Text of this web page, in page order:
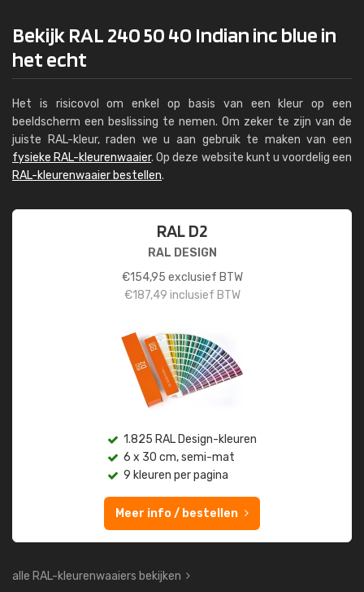
Bekijk RAL 240 50 40 Indian inc blue in
het echt
Het is risicovol om enkel op basis van een kleur op een
beeldscherm een beslissing te nemen. Om zeker te zijn van de
juiste RAL-kleur, raden we u aan gebruik te maken van een
fysieke RAL-kleurenwaaier. Op deze website kunt u voordelig een
RAL-kleurenwaaier bestellen.
RAL D2
RAL DESIGN
€154,95 exclusief BTW
€187,49 inclusief BTW
1.825 RAL Design-kleuren
6 x 30 cm, semi-mat
9 kleuren per pagina
Meer info / bestellen
alle RAL-kleurenwaaiers bekijken